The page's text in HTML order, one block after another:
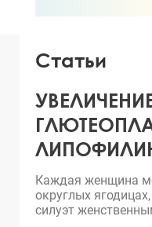
Статьи
Каждая женщина
округлых
силуэт